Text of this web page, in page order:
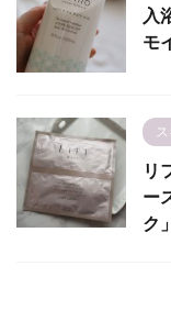
入
モ
リ
ー
ク」